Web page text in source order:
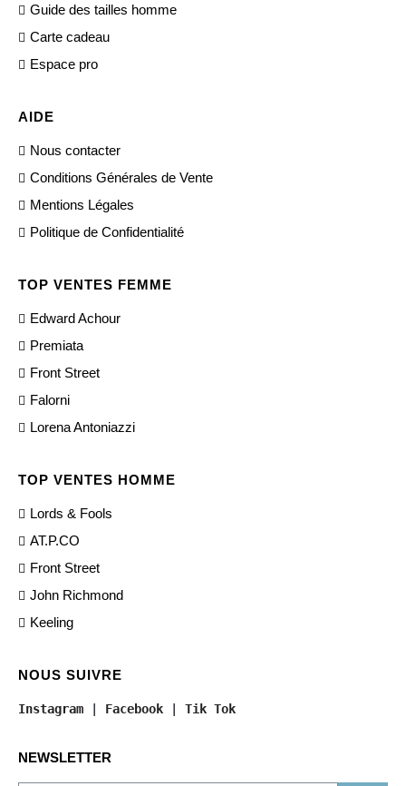
Guide des tailles homme
Carte cadeau
Espace pro
AIDE
Nous contacter
Conditions Générales de Vente
Mentions Légales
Politique de Confidentialité
TOP VENTES FEMME
Edward Achour
Premiata
Front Street
Falorni
Lorena Antoniazzi
TOP VENTES HOMME
Lords & Fools
AT.P.CO
Front Street
John Richmond
Keeling
NOUS SUIVRE
Instagram | Facebook | Tik Tok
NEWSLETTER